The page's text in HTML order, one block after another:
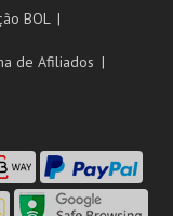
BOL
de Afiliados